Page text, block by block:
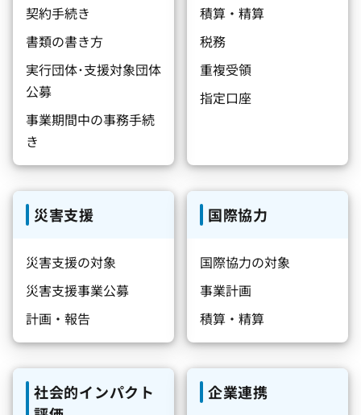
契約手続き
書類の書き方
実行団体･支援対象団体
公募
事業期間中の事務手続
き
積算・精算
税務
重複受領
指定口座
災害支援
災害支援の対象
災害支援事業公募
計画・報告
国際協力
国際協力の対象
事業計画
積算・精算
社会的インパクト
企業連携